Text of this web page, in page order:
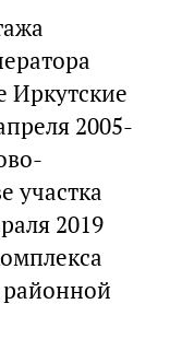
Иркутские
2005-
участка
2019